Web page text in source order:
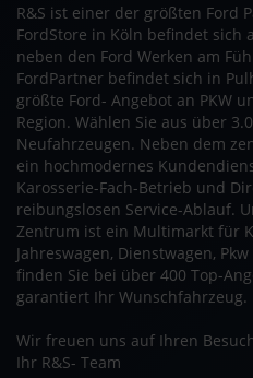
R&S ist einer der größten Ford
FordStore in Köln befindet sich
neben den Ford Werken am
FordPartner befindet sich in
größte Ford- Angebot an PKW
Region. Wählen Sie aus über
Neufahrzeugen. Neben dem
ein hochmodernes
Karosserie-Fach-Betrieb und
reibungslosen Service-Ablauf.
Zentrum ist ein Multimarkt für
Jahreswagen, Dienstwagen,
finden Sie bei über 400 Top-
garantiert Ihr Wunschfahrzeug.
Wir freuen uns auf Ihren
Ihr R&S- Team